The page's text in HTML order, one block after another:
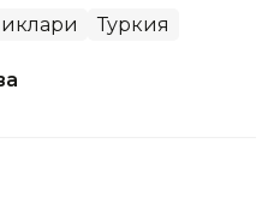
Туркия